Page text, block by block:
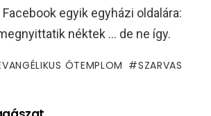
egyik egyházi oldalára:
néktek … de ne így.
ÓTEMPLOM SZARVAS